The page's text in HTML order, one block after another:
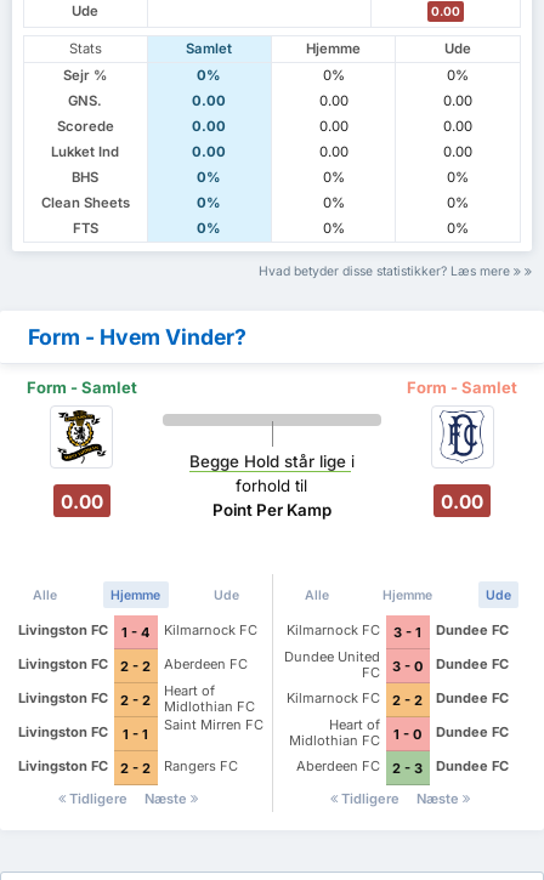
Ude 0.00
Stats Samlet Hjemme
Ude
Sejr %
0% 0%
0%
GNS.
0.00 0.00
0.00
Scorede
0.00 0.00
0.00
Lukket Ind
0.00 0.00
0.00
BHS
0% 0%
0%
Clean Sheets
0% 0%
0%
FTS
0% 0% 0%
Hvad betyder disse statistikker? Læs mere
Form - Hvem Vinder?
Form - Samlet Form - Samlet
0.00
Begge Hold står lige i
forhold til
Point Per Kamp
0.00
Alle Hjemme Ude
Livingston FC 1 - 4
Kilmarnock FC
Livingston FC
2 - 2
Aberdeen FC
Livingston FC
2 - 2
Heart of
Midlothian FC
Livingston FC
1 - 1
Saint Mirren FC
Livingston FC 2 - 2
Rangers FC
Tidligere
Næste
Alle Hjemme Ude
Kilmarnock FC 3 - 1
Dundee FC
Dundee United
FC
3 - 0
Dundee FC
Kilmarnock FC
2 - 2
Dundee FC
Heart of
Midlothian FC
1 - 0
Dundee FC
Aberdeen FC
2 - 3
Dundee FC
Tidligere
Næste